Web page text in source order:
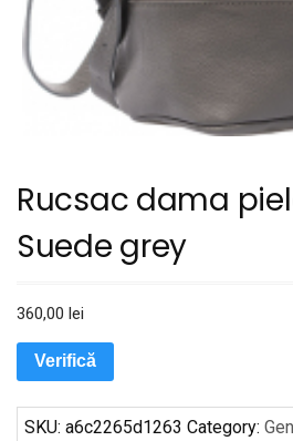
Rucsac dama
Suede grey
360,00 lei
Verifică
SKU: a6c2265d1263 Category: